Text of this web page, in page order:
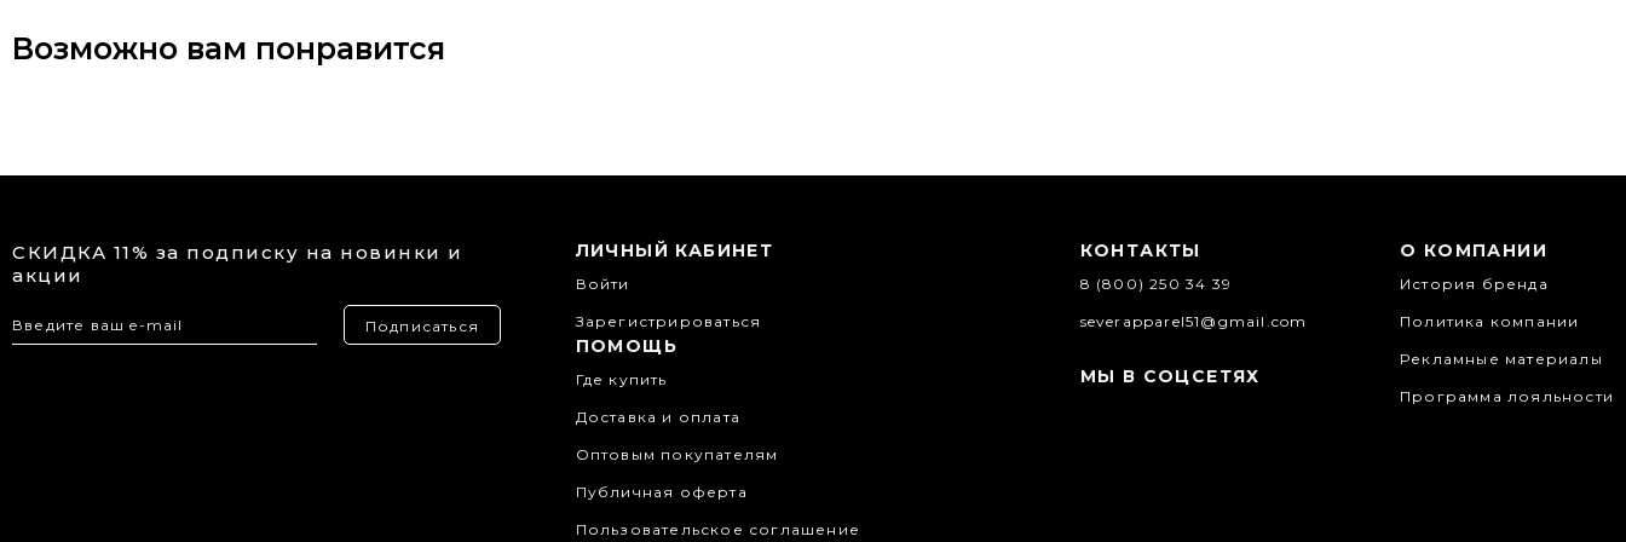
Возможно вам понравится
СКИДКА 11% за подписку на новинки и
акции
Подписаться
ЛИЧНЫЙ КАБИНЕТ
Войти
Зарегистрироваться
ПОМОЩЬ
Где купить
Доставка и оплата
Оптовым покупателям
Публичная оферта
Пользовательское соглашение
КОНТАКТЫ
8 (800) 250 34 39
severapparel51@gmail.com
МЫ В СОЦСЕТЯХ
О КОМПАНИИ
История бренда
Политика компании
Рекламные материалы
Программа лояльности